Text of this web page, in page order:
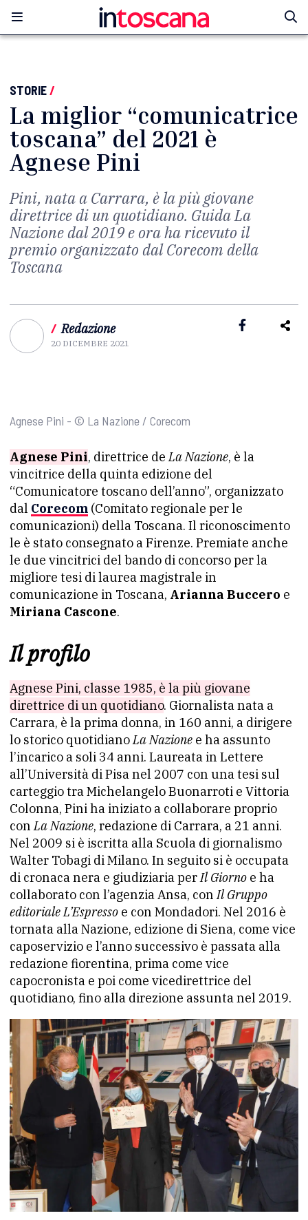
STORIE/
La miglior “comunicatrice
toscana” del 2021 è
Agnese Pini
Pini, nata a Carrara, è la più giovane
direttrice di un quotidiano. Guida La
Nazione dal 2019 e ora ha ricevuto il
premio organizzato dal Corecom della
Toscana
/ Redazione
20 DICEMBRE 2021
Agnese Pini - © La Nazione / Corecom
Agnese Pini, direttrice deLa Nazione, è la
vincitrice della quinta edizione del
“Comunicatore toscano dell’anno”, organizzato
dal Corecom (Comitato regionale per le
comunicazioni) della Toscana. Il riconoscimento
le è stato consegnato a Firenze. Premiate anche
le due vincitrici del bando di concorso per la
migliore tesi di laurea magistrale in
comunicazione in Toscana, Arianna Buccero e
Miriana Cascone.
Il profilo
Agnese Pini, classe 1985, è la più giovane
direttrice di un quotidiano. Giornalista nata a
Carrara, è la prima donna, in 160 anni, a dirigere
lo storico quotidianoLa Nazione e ha assunto
l’incarico a soli 34 anni. Laureata in Lettere
all’Università di Pisa nel 2007 con una tesi sul
carteggio tra Michelangelo Buonarroti e Vittoria
Colonna, Pini ha iniziato a collaborare proprio
conLa Nazione, redazione di Carrara, a 21 anni.
Nel 2009 si è iscritta alla Scuola di giornalismo
Walter Tobagi di Milano. In seguito si è occupata
di cronaca nera e giudiziaria perIl Giorno e ha
collaborato con l’agenzia Ansa, conIl Gruppo
editoriale L’Espresso e con Mondadori. Nel 2016 è
tornata alla Nazione, edizione di Siena, come vice
caposervizio e l’anno successivo è passata alla
redazione fiorentina, prima come vice
capocronista e poi come vicedirettrice del
quotidiano, fino alla direzione assunta nel 2019.